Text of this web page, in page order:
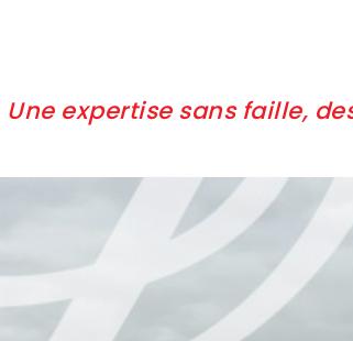
Une expertise sans faille,